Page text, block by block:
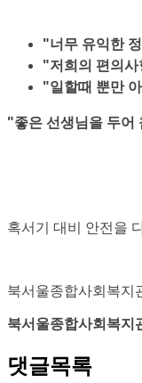
"너무 유익한
"저희의 편의
"일할때 뿐만
"좋은 선생님을 두어
혹서기 대비 안전을
북서울종합사회복지
북서울종합사회복지
댓글목록